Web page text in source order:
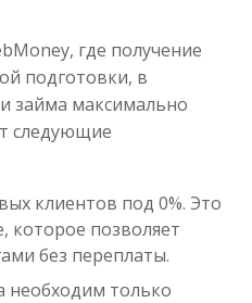
где получение
подготовки, в
займа максимально
следующие
клиентов под 0%. Это
которое позволяет
без переплаты.
необходим только